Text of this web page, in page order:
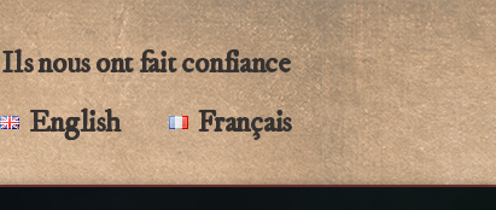
Ils nous ont fait confiance
English Français